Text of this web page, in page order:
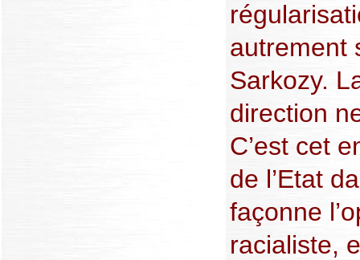
autrement
Sarkozy.
direction
C’est cet
de l’Etat
façonne
racialiste,